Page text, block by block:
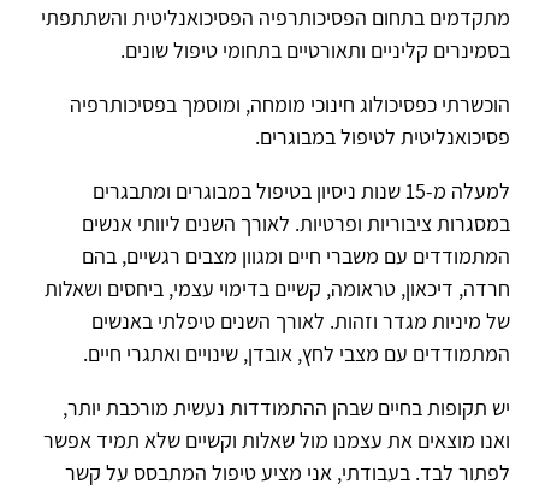
מתקדמים בתחום הפסיכותרפיה הפסיכואנליטית והשתתפתי
בסמינרים קליניים ותאורטיים בתחומי טיפול שונים.
הוכשרתי כפסיכולוג חינוכי מומחה, ומוסמך בפסיכותרפיה
פסיכואנליטית לטיפול במבוגרים.
למעלה מ-15 שנות ניסיון בטיפול במבוגרים ומתבגרים
במסגרות ציבוריות ופרטיות. לאורך השנים ליוותי אנשים
המתמודדים עם משברי חיים ומגוון מצבים רגשיים, בהם
חרדה, דיכאון, טראומה, קשיים בדימוי עצמי, ביחסים ושאלות
של מיניות מגדר וזהות. לאורך השנים טיפלתי באנשים
המתמודדים עם מצבי לחץ, אובדן, שינויים ואתגרי חיים.
יש תקופות בחיים שבהן ההתמודדות נעשית מורכבת יותר,
ואנו מוצאים את עצמנו מול שאלות וקשיים שלא תמיד אפשר
לפתור לבד. בעבודתי, אני מציע טיפול המתבסס על קשר